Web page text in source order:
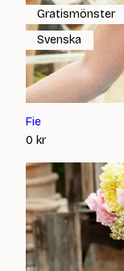
Fie
0 kr
Gratismönster
Svenska